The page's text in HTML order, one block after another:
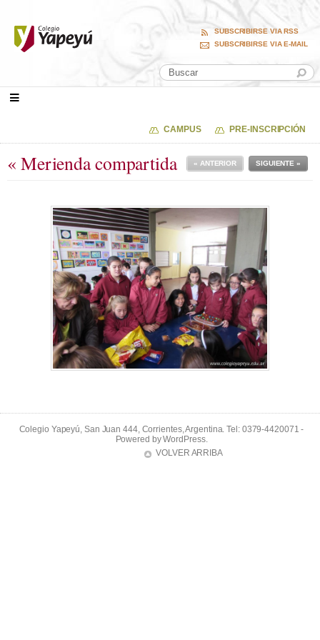
SUBSCRIBIRSE VIA RSS
SUBSCRIBIRSE VIA E-MAIL
CAMPUS PRE-INSCRIPCIÓN
« Merienda compartida SIGUIENTE »
« ANTERIOR
Colegio Yapeyú, San Juan 444, Corrientes, Argentina. Tel: 0379-4420071 -
Powered byWordPress.
VOLVER ARRIBA